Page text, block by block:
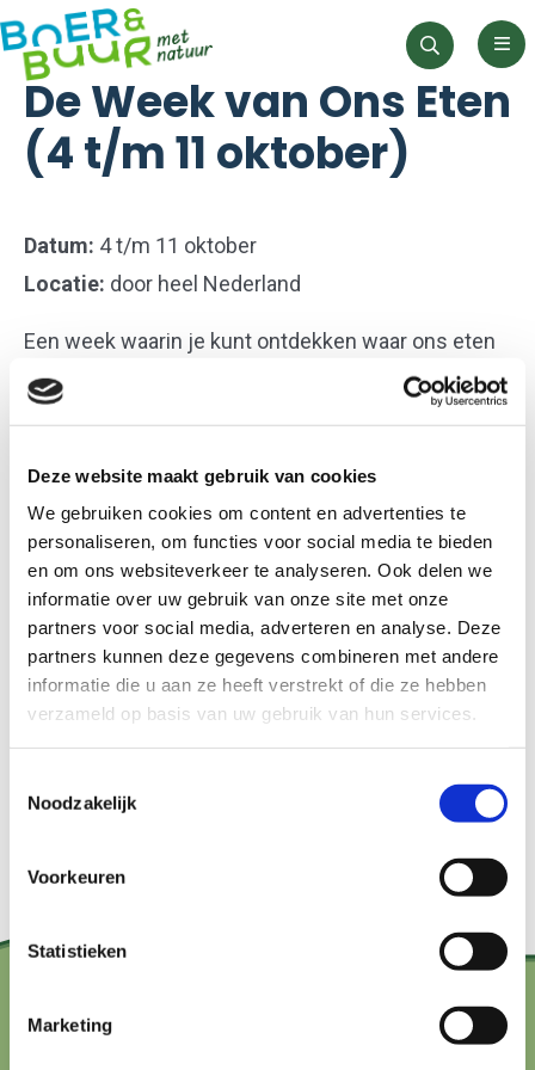
Deze website maakt gebruik van cookies
We gebruiken cookies om content en advertenties te
personaliseren, om functies voor social media te bieden
en om ons websiteverkeer te analyseren. Ook delen we
informatie over uw gebruik van onze site met onze
partners voor social media, adverteren en analyse. Deze
partners kunnen deze gegevens combineren met andere
informatie die u aan ze heeft verstrekt of die ze hebben
verzameld op basis van uw gebruik van hun services.
Noodzakelijk
Voorkeuren
Statistieken
Marketing
Zoeken
De Week van Ons Eten
(4 t/m 11 oktober)
Datum: 4 t/m 11 oktober
Locatie: door heel Nederland
Een week waarin je kunt ontdekken waar ons eten
vandaan komt, hoe het wordt geproduceerd en
Nederland worden talloze leuke en leerzame
activiteiten georganiseerd. Denk aan rondleidingen
op boerderijen, kookworkshops, markten vol lokale
producten en inspirerende lezingen. Het is dé kans
om te zien, proeven en begrijpen hoe onze keuzes
op het bord niet alleen onze gezondheid, maar ook
de wereld om ons heen beïnvloeden.
Bekijk de activiteiten
Contact?